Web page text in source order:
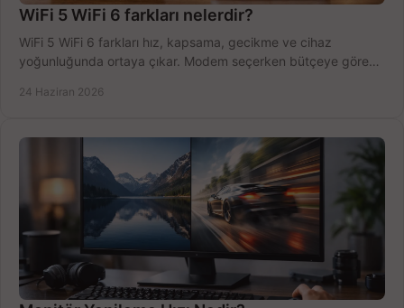
WiFi 5 WiFi 6 farkları nelerdir?
WiFi 5 WiFi 6 farkları hız, kapsama, gecikme ve cihaz
yoğunluğunda ortaya çıkar. Modem seçerken bütçeye göre
24 Haziran 2026